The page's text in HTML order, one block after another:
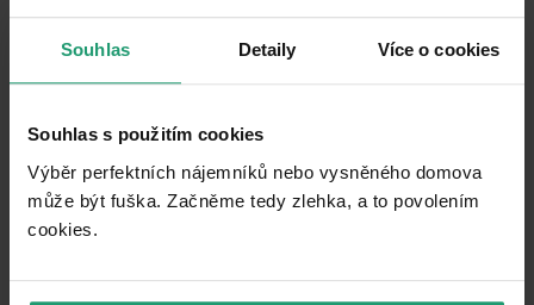
Souhlas Detaily Více o cookies
Souhlas s použitím cookies
Výběr perfektních nájemníků nebo vysněného domova
může být fuška. Začněme tedy zlehka, a to povolením
cookies.​
12 3
3+1 75 m²
Lift • Loggia 4 m²
16900+ 2600(225.33333333333334 / m²)